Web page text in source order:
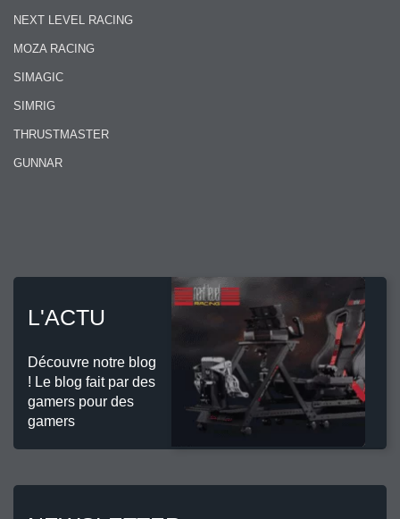
NEXT LEVEL RACING
MOZA RACING
SIMAGIC
SIMRIG
THRUSTMASTER
GUNNAR
L'ACTU
Découvre notre blog
! Le blog fait par des
gamers pour des
gamers